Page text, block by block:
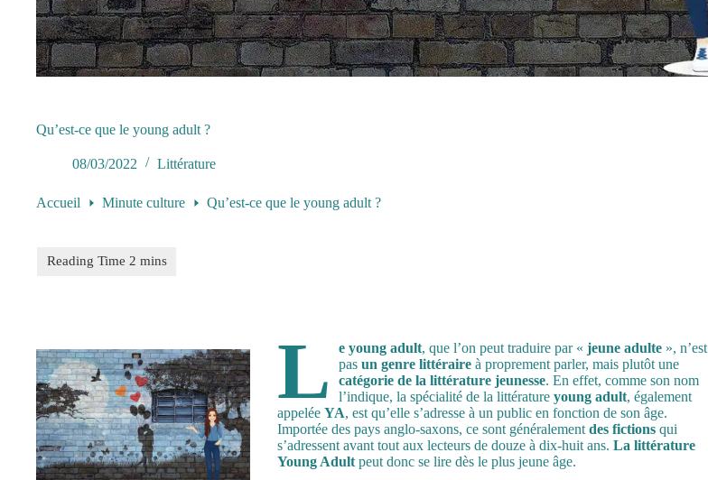
Qu’est-ce que le young adult ?
08/03/2022 Littérature
Accueil Minute culture Qu’est-ce que le young adult ?
L e young adult, que l’on peut traduire par « jeune adulte», n’est
pas un genre littéraire à proprement parler, mais plutôt une
catégorie de la littérature jeunesse. En effet, comme son nom
l’indique, la spécialité de la littérature young adult, également
appelée YA, est qu’elle s’adresse à un public en fonction de son âge.
Importée des pays anglo-saxons, ce sont généralement des fictionsqui
s’adressent avant tout aux lecteurs de douze à dix-huit ans. La littérature
Young Adultpeut donc se lire dès le plus jeune âge.